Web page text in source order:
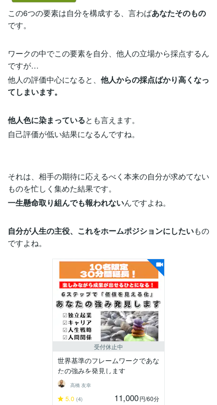
この6つの要素は自分を構成する、言わばあなたそのもの
です。
ワークの中でこの要素を自分、他人の立場から採点するん
ですが…
他人の評価中心になると、 他人からの採点ばかり高くなっ
てしまいます。
他人色に染まっているとも言えます。
自己評価が低い結果になるんですね。
それは、相手の期待に応えるべく本来の自分が求めてない
ものを忙しく集めた結果です。
一生懸命取り組んでも報われないんですよね。
自分が人生の主役、これをホームポジションにしたいもの
ですよね。
受付休止中
世界基準のフレームワークであな
たの強みを発見します
高橋 友幸
5.0 (4) 11,000円/60分